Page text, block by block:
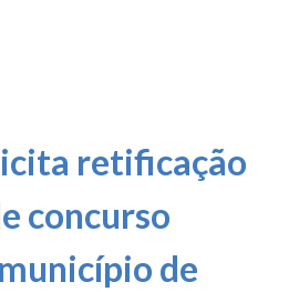
retificação
concurso
de